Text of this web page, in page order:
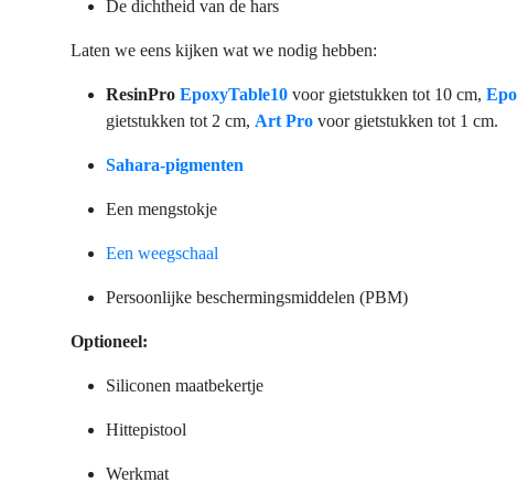
De dichtheid van de hars
Laten we eens kijken wat we nodig hebben:
ResinPro EpoxyTable10 voor gietstukken tot 10 cm,
gietstukken tot 2 cm, Art Pro voor gietstukken tot 1 cm.
Sahara-pigmenten
Een mengstokje
Een weegschaal
Persoonlijke beschermingsmiddelen (PBM)
Optioneel:
Siliconen maatbekertje
Hittepistool
Werkmat